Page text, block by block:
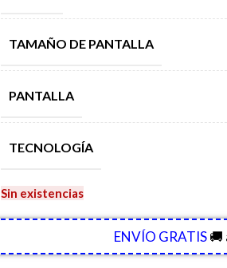
TAMAÑO DE PANTALLA
PANTALLA
TECNOLOGÍA
Sin existencias
ENVÍO GRATIS